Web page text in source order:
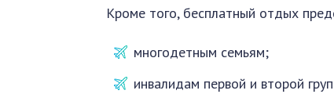
Кроме того, бесплатный отдых
многодетным семьям;
инвалидам первой и второй